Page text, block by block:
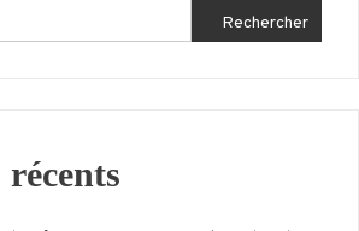
Rechercher
récents